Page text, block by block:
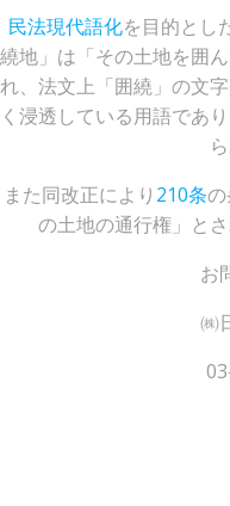
民法現代語化を目的とし
繞地」は「その土地を囲
れ、法文上「囲繞」の文
く浸透している用語であ
また同改正により 210条
の土地の通行権」と
お
㈱